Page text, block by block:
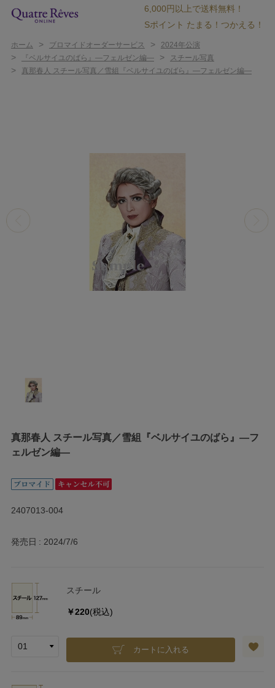
6,000円以上で送料無料！
Sポイント たまる！つかえる！
ホーム > ブロマイドオーダーサービス > 2024年公演
> 『ベルサイユのばら』―フェルゼン編― > スチール写真
> 真那春人 スチール写真／雪組『ベルサイユのばら』―フェルゼン編―
真那春人 スチール写真／雪組『ベルサイユのばら』―フ
ェルゼン編―
2407013-004
発売日 2024/7/6
スチール
￥220(税込)
カートに入れる